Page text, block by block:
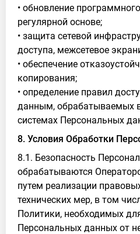
• обновление
регулярной основе;
• защита сетевой
доступа, межсетевое
• обеспечение
копирования;
• определение правил
данным, обрабатываемых
системах Персональных
8. Условия Обработки
8.1. Безопасность
обрабатываются
путем реализации
технических мер, в том
Политики, необходимых
Персональных данных от